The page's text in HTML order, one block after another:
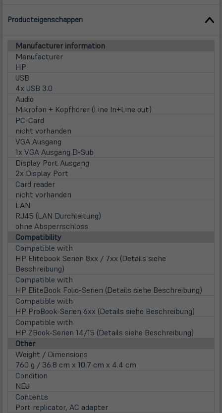
Producteigenschappen
Manufacturer information
Manufacturer
HP
USB
4x USB 3.0
Audio
Mikrofon + Kopfhörer (Line In+Line out)
PC-Card
nicht vorhanden
VGA Ausgang
1x VGA Ausgang D-Sub
Display Port Ausgang
2x Display Port
Card reader
nicht vorhanden
LAN
RJ45 (LAN Durchleitung)
ohne Absperrschloss
Compatibility
Compatible with
HP Elitebook Serien 8xx / 7xx (Details siehe
Beschreibung)
Compatible with
HP EliteBook Folio-Serien (Details siehe Beschreibung)
Compatible with
HP ProBook-Serien 6xx (Details siehe Beschreibung)
Compatible with
HP ZBook-Serien 14/15 (Details siehe Beschreibung)
Other
Weight / Dimensions
760 g / 36.8 cm x 10.7 cm x 4.4 cm
Condition
NEU
Contents
Port replicator, AC adapter